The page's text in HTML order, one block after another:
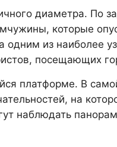
диаметра. По
которые
из наиболее
посещающих
платформе. В
на
наблюдать